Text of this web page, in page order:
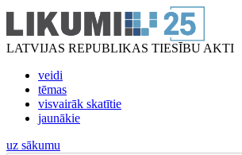
LATVIJAS REPUBLIKAS TIESĪBU AKTI
veidi
tēmas
visvairāk skatītie
jaunākie
uz sākumu